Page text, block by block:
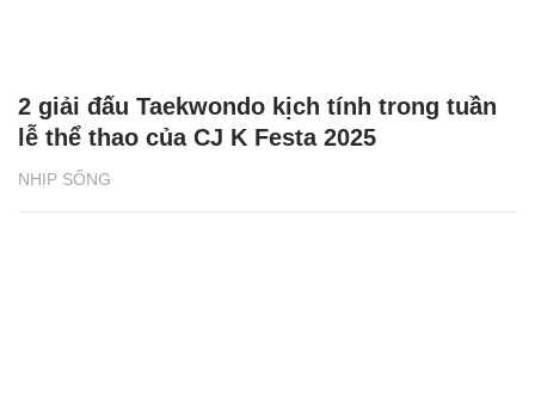
NHỊP SỐNG
2 giải đấu Taekwondo kịch tính trong tuần
lễ thể thao của CJ K Festa 2025